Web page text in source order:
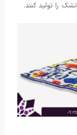
را تولید کنند.